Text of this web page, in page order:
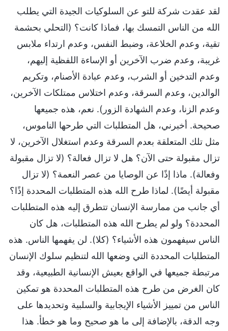
لقد عقدت شركة للتو عن السلوكيات الجيدة التي يطلب
الله من الناس التمسك بها، فماذا كانت؟ (التحلي بحشمة
تقية، وعدم الخلاعة، وضبط النفس، وعدم ارتداء ملابس
غريبة، وعدم ضرب الآخرين أو الإساءة اللفظية إليهم،
وعدم التدخين أو الشرب، وعدم عبادة الأصنام، وتكريم
الوالدين، وعدم السرقة، وعدم اختلاس ممتلكات الآخرين،
وعدم الزنا، وعدم الشهادة الزور). نعم، هذه جميعها
صحيحة. أخبرني، هل المتطلبات التي طرحها الناموس،
مثل تلك المتعلقة بعدم السرقة وعدم استغلال الآخرين، لا
تزال مقبولة حتى الآن؟ هل لا تزال فعالة؟ (لا تزال مقبولة
وفعالة). ماذا إذًا عن الوصايا من عصر النعمة؟ (لا تزال
مقبولة أيضًا). لماذا طرح الله هذه المتطلبات المحددة إذًا؟
أي جانب من ممارسة الإنسان تتطرق إليه هذه المتطلبات
المحددة؟ ولو لم يطرح الله هذه المتطلبات، هل كان
الناس سيفهمون هذه الأشياء؟ (كلا). لن يفهمها الناس. هذه
المتطلبات المحددة التي وضعها الله لتنظيم سلوك الإنسان
مرتبطة جميعها في الواقع بعيش الإنسانية الطبيعية، وقد
كان الغرض من طرح هذه المتطلبات المحددة هو تمكين
الناس من تمييز الأشياء الإيجابية والسلبية وتحديدها على
وجه الدقة، بالإضافة إلى ما هو صحيح وما هو خطأ. هذا